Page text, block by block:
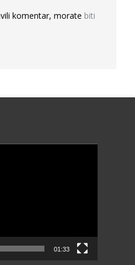
komentar, morate biti
01:33